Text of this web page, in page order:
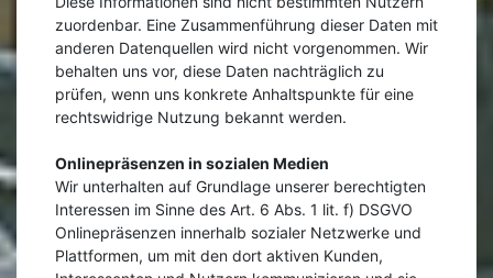
zuordenbar. Eine Zusammenführung dieser Daten mit
anderen Datenquellen wird nicht vorgenommen. Wir
behalten uns vor, diese Daten nachträglich zu
prüfen, wenn uns konkrete Anhaltspunkte für eine
rechtswidrige Nutzung bekannt werden.
Onlinepräsenzen in sozialen Medien
Wir unterhalten auf Grundlage unserer berechtigten
Interessen im Sinne des Art. 6 Abs. 1 lit. f) DSGVO
Onlinepräsenzen innerhalb sozialer Netzwerke und
Plattformen, um mit den dort aktiven Kunden,